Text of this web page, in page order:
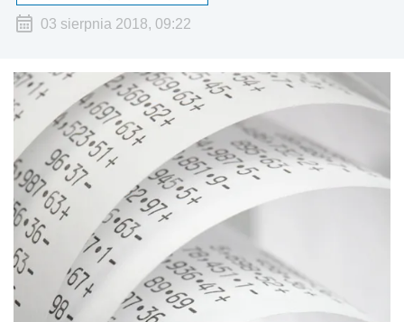
03 sierpnia 2018, 09:22